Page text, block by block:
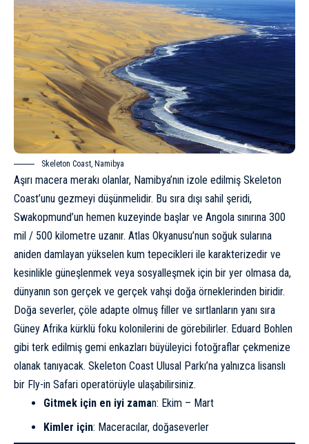
Skeleton Coast, Namibya
Aşırı macera merakı olanlar, Namibya’nın izole edilmiş Skeleton
Coast’unu gezmeyi düşünmelidir. Bu sıra dışı sahil şeridi,
Swakopmund’un hemen kuzeyinde başlar ve Angola sınırına 300
mil / 500 kilometre uzanır. Atlas Okyanusu’nun soğuk sularına
aniden damlayan yükselen kum tepecikleri ile karakterizedir ve
kesinlikle güneşlenmek veya sosyalleşmek için bir yer olmasa da,
dünyanın son gerçek ve gerçek vahşi doğa örneklerinden biridir.
Doğa severler, çöle adapte olmuş filler ve sırtlanların yanı sıra
Güney Afrika kürklü foku kolonilerini de görebilirler. Eduard Bohlen
gibi terk edilmiş gemi enkazları büyüleyici fotoğraflar çekmenize
olanak tanıyacak. Skeleton Coast Ulusal Parkı’na yalnızca lisanslı
bir Fly-in Safari operatörüyle ulaşabilirsiniz.
Gitmek için en iyi zaman: Ekim – Mart
Kimler için: Maceracılar, doğaseverler